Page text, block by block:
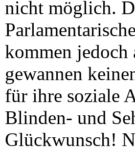
nicht möglich.
kommen jedoch
gewannen
für ihre soziale
Blinden- und
Glückwunsch!